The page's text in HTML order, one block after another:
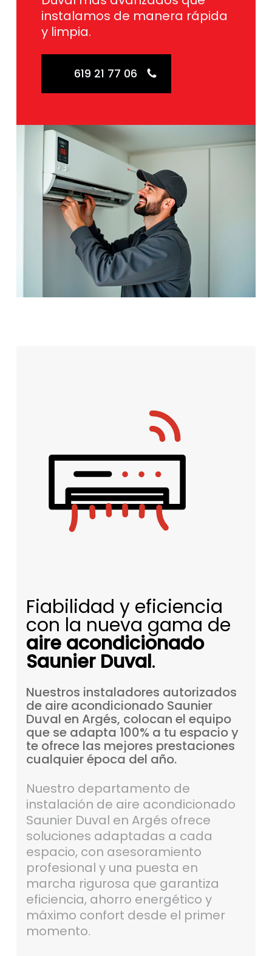
instalamos de manera rápida
y limpia.
619 21 77 06
Fiabilidad y eficiencia
con la nueva gama de
aire acondicionado
Saunier Duval.
Nuestros instaladores autorizados
de aire acondicionado Saunier
Duval en Argés, colocan el equipo
que se adapta 100% a tu espacioy
te ofrece las mejores prestaciones
cualquierépoca del año.
Nuestro departamento de
instalación de aire acondicionado
Saunier Duval en Argés ofrece
soluciones adaptadas a cada
espacio, con asesoramiento
profesional y una puesta en
marcha rigurosa que garantiza
eficiencia, ahorro energético y
máximo confort desde el primer
momento.